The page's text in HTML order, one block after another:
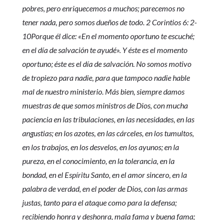
pobres, pero enriquecemos a muchos; parecemos no
tener nada, pero somos dueños de todo. 2 Corintios 6: 2-
10Porque él dice: «En el momento oportuno te escuché;
en el día de salvación te ayudé». Y éste es el momento
oportuno; éste es el día de salvación. No somos motivo
de tropiezo para nadie, para que tampoco nadie hable
mal de nuestro ministerio. Más bien, siempre damos
muestras de que somos ministros de Dios, con mucha
paciencia en las tribulaciones, en las necesidades, en las
angustias; en los azotes, en las cárceles, en los tumultos,
en los trabajos, en los desvelos, en los ayunos; en la
pureza, en el conocimiento, en la tolerancia, en la
bondad, en el Espíritu Santo, en el amor sincero, en la
palabra de verdad, en el poder de Dios, con las armas
justas, tanto para el ataque como para la defensa;
recibiendo honra y deshonra, mala fama y buena fama;